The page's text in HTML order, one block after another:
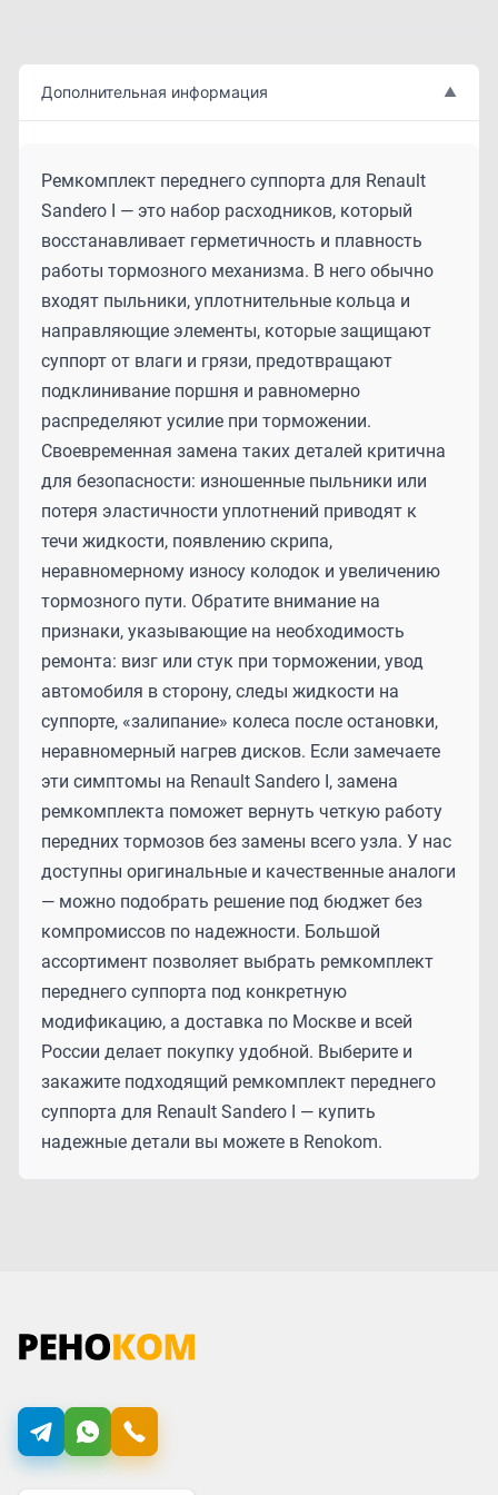
Дополнительная информация ▲
Ремкомплект переднего суппорта для Renault
Sandero I — это набор расходников, который
восстанавливает герметичность и плавность
работы тормозного механизма. В него обычно
входят пыльники, уплотнительные кольца и
направляющие элементы, которые защищают
суппорт от влаги и грязи, предотвращают
подклинивание поршня и равномерно
распределяют усилие при торможении.
Своевременная замена таких деталей критична
для безопасности: изношенные пыльники или
потеря эластичности уплотнений приводят к
течи жидкости, появлению скрипа,
неравномерному износу колодок и увеличению
тормозного пути. Обратите внимание на
признаки, указывающие на необходимость
ремонта: визг или стук при торможении, увод
автомобиля в сторону, следы жидкости на
суппорте, «залипание» колеса после остановки,
неравномерный нагрев дисков. Если замечаете
эти симптомы на Renault Sandero I, замена
ремкомплекта поможет вернуть четкую работу
передних тормозов без замены всего узла. У нас
доступны оригинальные и качественные аналоги
— можно подобрать решение под бюджет без
компромиссов по надежности. Большой
ассортимент позволяет выбрать ремкомплект
переднего суппорта под конкретную
модификацию, а доставка по Москве и всей
России делает покупку удобной. Выберите и
закажите подходящий ремкомплект переднего
суппорта для Renault Sandero I — купить
надежные детали вы можете в Renokom.